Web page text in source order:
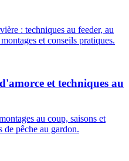
: techniques au feeder, au
et conseils pratiques.
et techniques au
au coup, saisons et
de pêche au gardon.